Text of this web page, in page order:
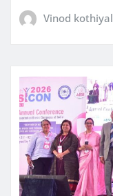
Vinod kothiyal